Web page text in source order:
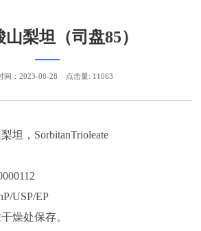
梨坦（司盘85）
坦，SorbitanTrioleate
USP/EP
燥处保存。